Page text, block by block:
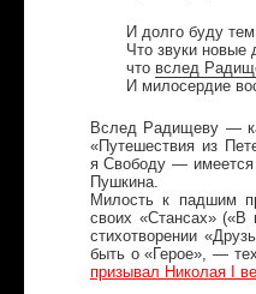
И долго буду
Что звуки новые
что вслед
И милосердие
Вслед Радищеву —
«Путешествия из
я Свободу — имеется
Пушкина.
Милость к падшим
своих «Стансах»
стихотворении
быть о «Герое», —
призывал Николая I